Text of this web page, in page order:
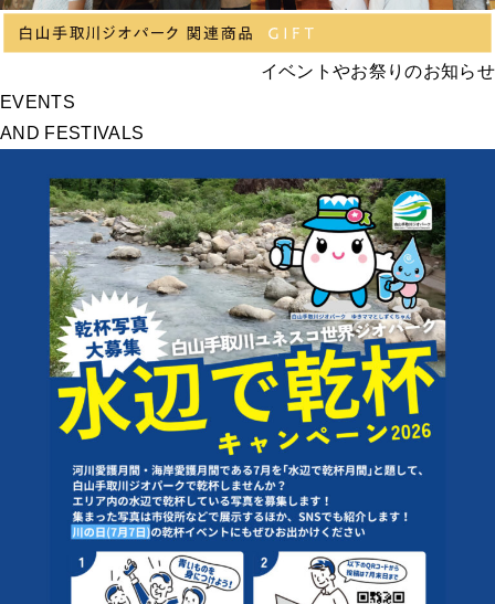
イベントやお祭りのお知らせ
EVENTS
AND FESTIVALS